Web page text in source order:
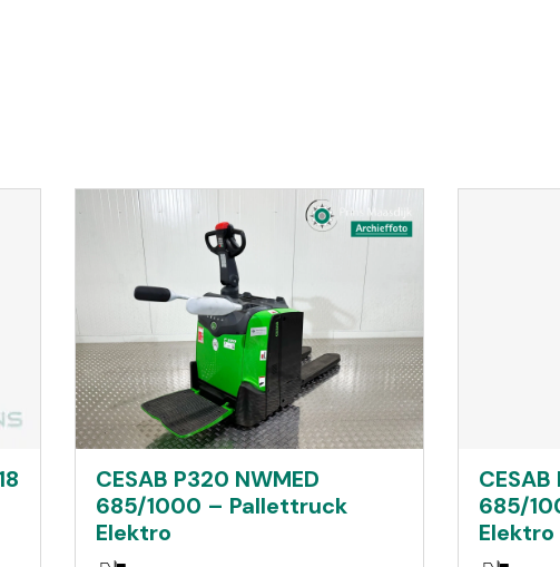
CESAB P320 NWMED
685/1000 – Pallettruck
Elektro
685/
Elektro